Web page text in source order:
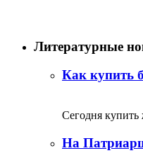
Литературные
Как купить
Сегодня
На